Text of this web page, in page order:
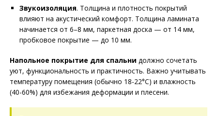
Звукоизоляция. Толщина и плотность покрытий
влияют на акустический комфорт. Толщина ламината
начинается от 6–8 мм, паркетная доска — от 14 мм,
пробковое покрытие — до 10 мм.
Напольное покрытие для спальни должно сочетать
уют, функциональность и практичность. Важно учитывать
температуру помещения (обычно 18-22°C) и влажность
(40-60%) для избежания деформации и плесени.